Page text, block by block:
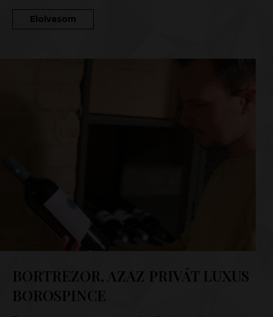
Elolvasom
BORTREZOR, AZAZ PRIVÁT LUXUS
BOROSPINCE